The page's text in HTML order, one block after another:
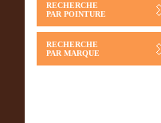
RECHERCHE
PAR POINTURE
RECHERCHE
PAR MARQUE